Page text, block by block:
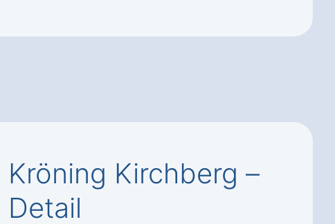
Kirchberg –
Detail